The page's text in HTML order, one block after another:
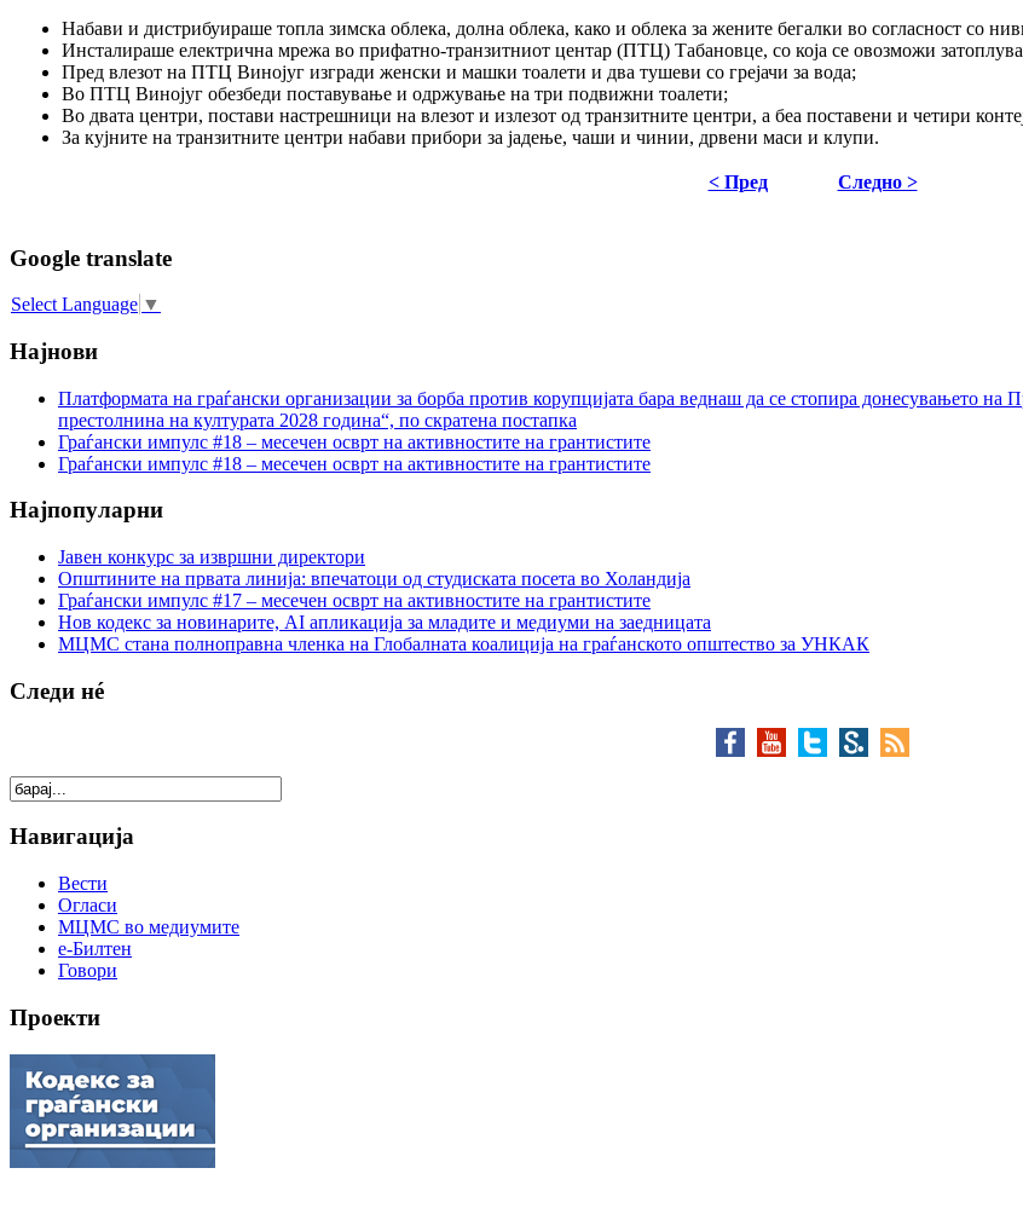
Набави и дистрибуираше топла зимска облека, долна облека, како и облека за жените бегалки во согласност со
Инсталираше електрична мрежа во прифатно-транзитниот центар (ПТЦ) Табановце, со која се овозможи
Пред влезот на ПТЦ Винојуг изгради женски и машки тоалети и два тушеви со грејачи за вода;
Во ПТЦ Винојуг обезбеди поставување и одржување на три подвижни тоалети;
Во двата центри, постави настрешници на влезот и излезот од транзитните центри, а беа поставени и четири
За кујните на транзитните центри набави прибори за јадење, чаши и чинии, дрвени маси и клупи.
< Пред Следно >
Google translate
Select Language ▼
Најнови
Платформата на граѓански организации за борба против корупцијата бара веднаш да се стопира донесувањето на
престолнина на културата 2028 година“, по скратена постапка
Граѓански импулс #18 – месечен осврт на активностите на грантистите
Граѓански импулс #18 – месечен осврт на активностите на грантистите
Најпопуларни
Јавен конкурс за извршни директори
Општините на првата линија: впечатоци од студиската посета во Холандија
Граѓански импулс #17 – месечен осврт на активностите на грантистите
Нов кодекс за новинарите, AI апликација за младите и медиуми на заедницата
МЦМС стана полноправна членка на Глобалната коалиција на граѓанското општество за УНКАК
Следи нé
Навигација
Вести
Огласи
МЦМС во медиумите
е-Билтен
Говори
Проекти